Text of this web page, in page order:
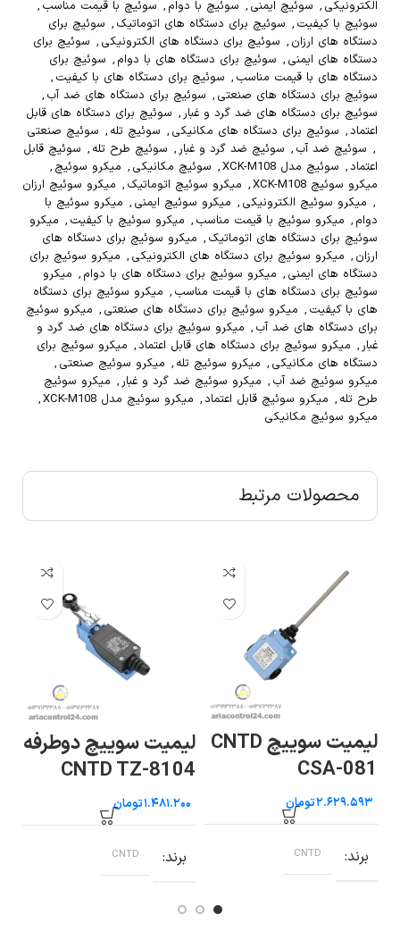
الکترونیکی , سوئیچ ایمنی , سوئیچ با دوام , سوئیچ با قیمت مناسب ,
سوئیچ با کیفیت , سوئیچ برای دستگاه های اتوماتیک , سوئیچ برای
دستگاه های ارزان , سوئیچ برای دستگاه های الکترونیکی , سوئیچ برای
دستگاه های ایمنی , سوئیچ برای دستگاه های با دوام , سوئیچ برای
دستگاه های با قیمت مناسب , سوئیچ برای دستگاه های با کیفیت ,
سوئیچ برای دستگاه های صنعتی , سوئیچ برای دستگاه های ضد آب ,
سوئیچ برای دستگاه های ضد گرد و غبار, سوئیچ برای دستگاه های قابل
اعتماد, سوئیچ برای دستگاه های مکانیکی , سوئیچ تله , سوئیچ صنعتی
, سوئیچ ضد آب , سوئیچ ضد گرد و غبار, سوئیچ طرح تله , سوئیچ قابل
اعتماد, سوئیچ مدل XCK-M108 , سوئیچ مکانیکی , میکرو سوئیچ ,
میکرو سوئیچ XCK-M108
, میکرو سوئیچ اتوماتیک , میکرو سوئیچ ارزان
, میکرو سوئیچ الکترونیکی , میکرو سوئیچ ایمنی , میکرو سوئیچ با
دوام , میکرو سوئیچ با قیمت مناسب , میکرو سوئیچ با کیفیت , میکرو
سوئیچ برای دستگاه های اتوماتیک , میکرو سوئیچ برای دستگاه های
ارزان , میکرو سوئیچ برای دستگاه های الکترونیکی , میکرو سوئیچ برای
دستگاه های ایمنی , میکرو سوئیچ برای دستگاه های با دوام , میکرو
سوئیچ برای دستگاه های با قیمت مناسب , میکرو سوئیچ برای دستگاه
های با کیفیت , میکرو سوئیچ برای دستگاه های صنعتی , میکرو سوئیچ
برای دستگاه های ضد آب , میکرو سوئیچ برای دستگاه های ضد گرد و
غبار, میکرو سوئیچ برای دستگاه های قابل اعتماد, میکرو سوئیچ برای
دستگاه های مکانیکی , میکرو سوئیچ تله , میکرو سوئیچ صنعتی ,
میکرو سوئیچ ضد آب , میکرو سوئیچ ضد گرد و غبار, میکرو سوئیچ
طرح تله , میکرو سوئیچ قابل اعتماد, میکرو سوئیچ مدل XCK-M108
,
میکرو سوئیچ مکانیکی
محصولات مرتبط
لیمیت سوییچ CNTD
CSA-081
تومان
برند CNTD
لیمیت سوییچ دوطرفه
CNTD TZ-8104
تومان
برند CNTD